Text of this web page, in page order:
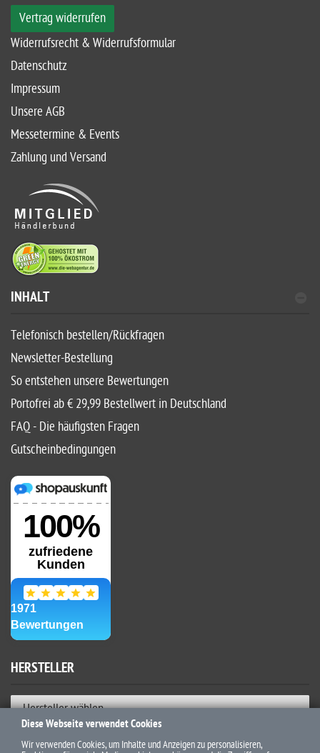
Vertrag widerrufen
Widerrufsrecht & Widerrufsformular
Datenschutz
Impressum
Unsere AGB
Messetermine & Events
Zahlung und Versand
INHALT
Telefonisch bestellen/Rückfragen
Newsletter-Bestellung
So entstehen unsere Bewertungen
Portofrei ab € 29,99 Bestellwert in Deutschland
FAQ - Die häufigsten Fragen
Gutscheinbedingungen
HERSTELLER
Hersteller wählen
ZAHLUNGSWEISEN
Diese Webseite verwendet Cookies
Wir verwenden Cookies, um Inhalte und Anzeigen zu personalisieren,